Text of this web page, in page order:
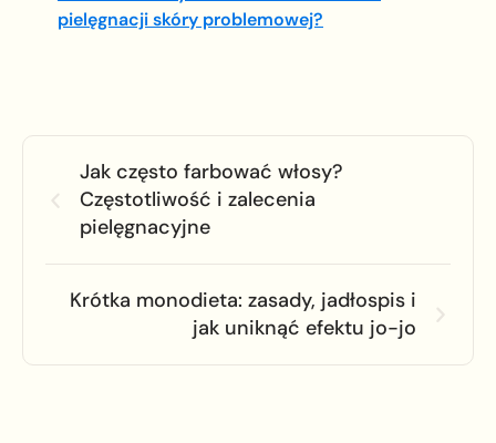
pielęgnacji skóry problemowej?
Jak często farbować włosy?
Częstotliwość i zalecenia
pielęgnacyjne
Krótka monodieta: zasady, jadłospis i
jak uniknąć efektu jo-jo